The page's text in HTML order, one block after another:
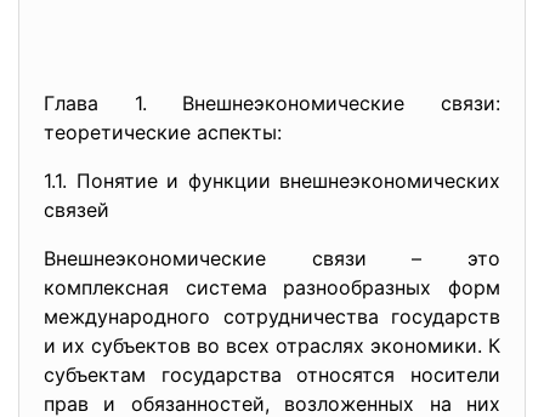
Глава 1. Внешнеэкономические связи:
теоретические аспекты:
1.1. Понятие и функции внешнеэкономических
связей
Внешнеэкономические связи – это
комплексная система разнообразных форм
международного сотрудничества государств
и их субъектов во всех отраслях экономики. К
субъектам государства относятся носители
прав и обязанностей, возложенных на них